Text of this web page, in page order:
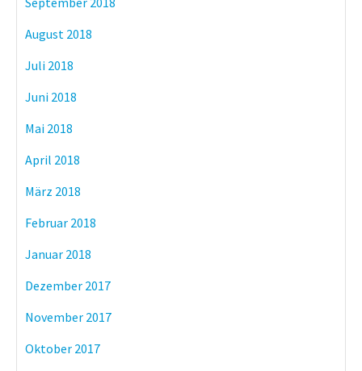
August 2018
Juli 2018
Juni 2018
Mai 2018
April 2018
März 2018
Februar 2018
Januar 2018
Dezember 2017
November 2017
Oktober 2017